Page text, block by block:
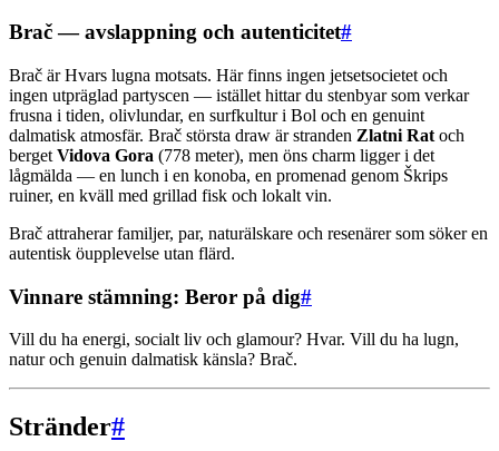
Brač — avslappning och autenticitet#
Brač är Hvars lugna motsats. Här finns ingen jetsetsocietet och
ingen utpräglad partyscen — istället hittar du stenbyar som verkar
frusna i tiden, olivlundar, en surfkultur i Bol och en genuint
dalmatisk atmosfär. Brač största draw är stranden Zlatni Rat och
berget Vidova Gora (778 meter), men öns charm ligger i det
lågmälda — en lunch i en konoba, en promenad genom Škrips
ruiner, en kväll med grillad fisk och lokalt vin.
Brač attraherar familjer, par, naturälskare och resenärer som söker en
autentisk öupplevelse utan flärd.
Vinnare stämning: Beror på dig#
Vill du ha energi, socialt liv och glamour? Hvar. Vill du ha lugn,
natur och genuin dalmatisk känsla? Brač.
Stränder#